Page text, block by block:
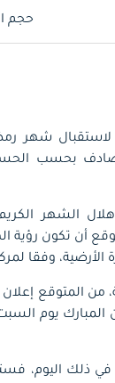
حجم
لاستقبال شهر
سيصادف بحسب
من المتوقع أن تكون
وفقا
من المتوقع
يوم
ذلك اليوم،